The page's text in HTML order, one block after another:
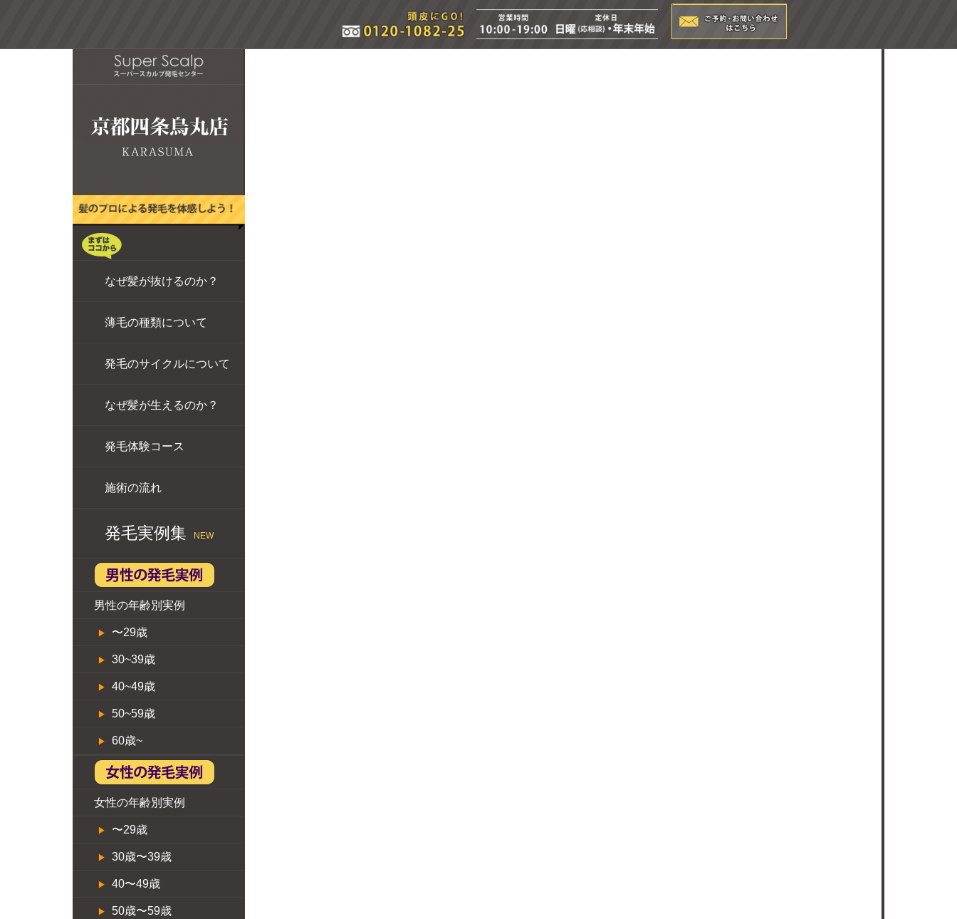
なぜ髪が抜けるのか？
薄毛の種類について
発毛のサイクルについて
なぜ髪が生えるのか？
発毛体験コース
施術の流れ
発毛実例集 NEW
男性の年齢別実例
〜29歳
30~39歳
40~49歳
50~59歳
60歳~
女性の年齢別実例
〜29歳
30歳〜39歳
40〜49歳
50歳〜59歳